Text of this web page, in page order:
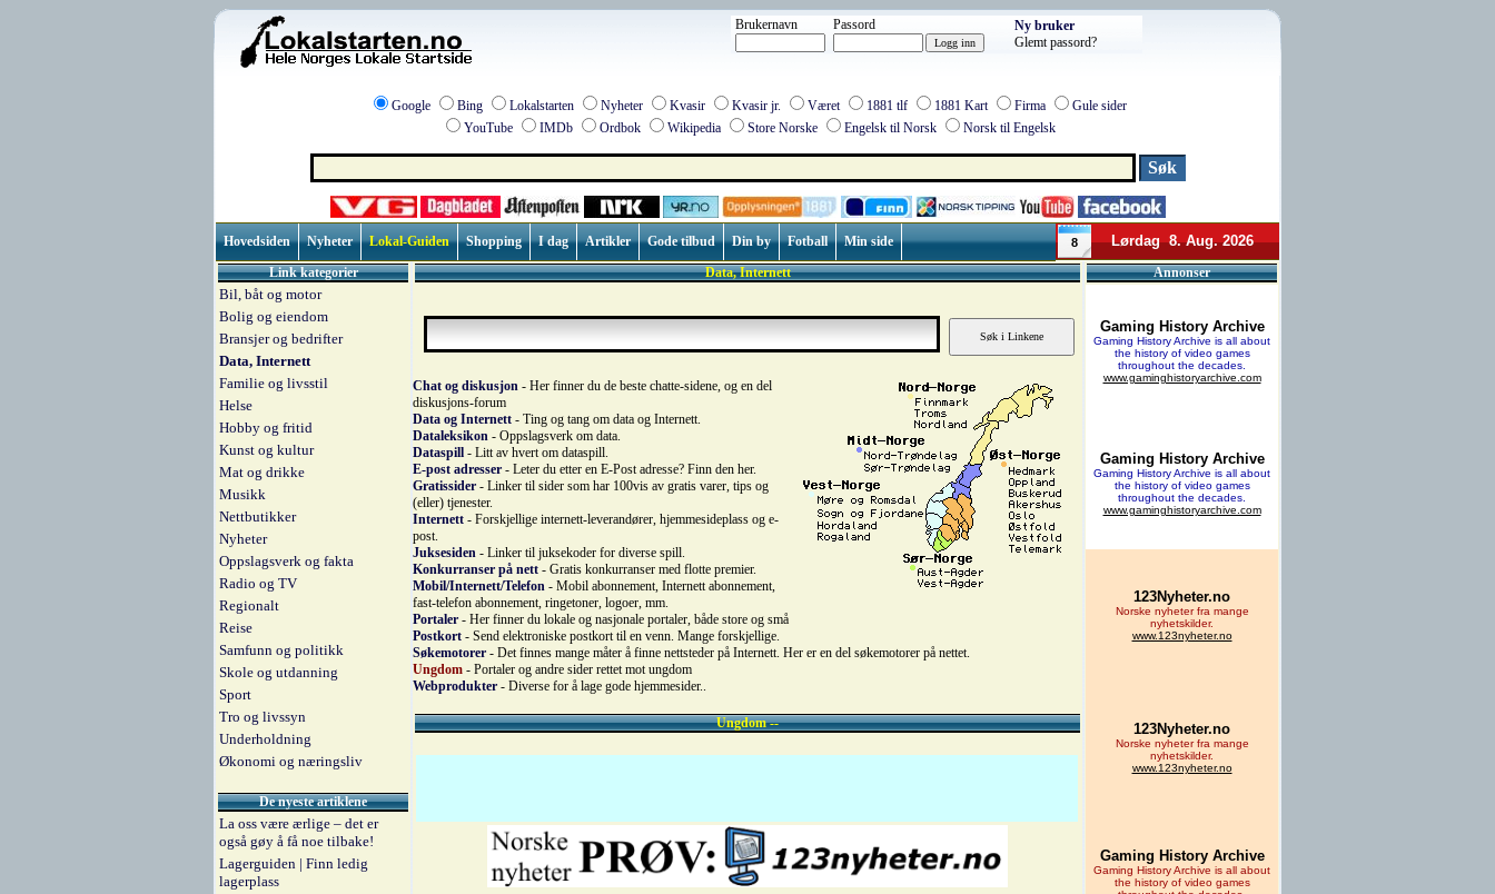
Brukernavn Passord
Ny bruker
Glemt passord?
Google Bing Lokalstarten Nyheter Kvasir Kvasir jr. Været 1881 tlf 1881 Kart Firma
Gule sider
YouTube
IMDb Ordbok Wikipedia Store Norske Engelsk til Norsk Norsk til Engelsk
Hovedsiden Nyheter Lokal-Guiden Shopping I dag Artikler Gode tilbud Din by Fotball Min side 8 Lørdag 8. Aug. 2026
Link kategorier
Bil, båt og motor
Bolig og eiendom
Bransjer og bedrifter
Data, Internett
Familie og livsstil
Helse
Hobby og fritid
Kunst og kultur
Mat og drikke
Musikk
Nettbutikker
Nyheter
Oppslagsverk og fakta
Radio og TV
Regionalt
Reise
Samfunn og politikk
Skole og utdanning
Sport
Tro og livssyn
Underholdning
Økonomi og næringsliv
De nyeste artiklene
La oss være ærlige – det er
også gøy å få noe tilbake!
Lagerguiden | Finn ledig
lagerplass
Data, Internett
Chat og diskusjon - Her finner du de beste chatte-sidene, og en del
diskusjons-forum
Data og Internett - Ting og tang om data og Internett.
Dataleksikon - Oppslagsverk om data.
Dataspill - Litt av hvert om dataspill.
E-post adresser - Leter du etter en E-Post adresse? Finn den her.
Gratissider - Linker til sider som har 100vis av gratis varer, tips og
(eller) tjenester.
Internett - Forskjellige internett-leverandører, hjemmesideplass og e-
post.
Juksesiden - Linker til juksekoder for diverse spill.
Konkurranser på nett - Gratis konkurranser med flotte premier.
Mobil/Internett/Telefon - Mobil abonnement, Internett abonnement,
fast-telefon abonnement, ringetoner, logoer, mm.
Portaler - Her finner du lokale og nasjonale portaler, både store og små
Postkort - Send elektroniske postkort til en venn. Mange forskjellige.
Søkemotorer - Det finnes mange måter å finne nettsteder på Internett. Her er en del søkemotorer på nettet.
Ungdom - Portaler og andre sider rettet mot ungdom
Webprodukter - Diverse for å lage gode hjemmesider..
Ungdom --
Annonser